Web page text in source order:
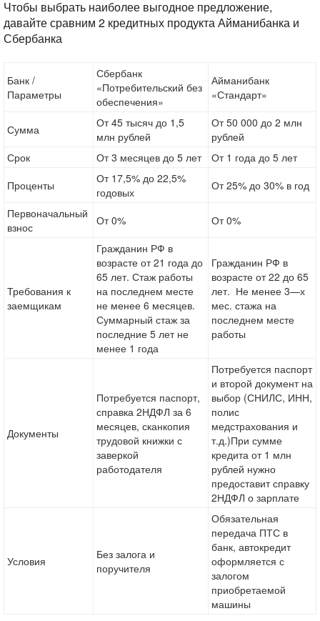
Чтобы выбрать наиболее выгодное предложение,
давайте сравним 2 кредитных продукта Айманибанка и
Сбербанка
Банк /
Параметры
Сбербанк
«Потребительский без
обеспечения»
Айманибанк
«Стандарт»
Сумма
От 45 тысяч до 1,5
млн рублей
От 50 000 до 2 млн
рублей
Срок
От 3 месяцев до 5 лет
От 1 года до 5 лет
Проценты
От 17,5% до 22,5%
годовых
От 25% до 30% в год
Первоначальный
взнос
От 0% От 0%
Требования к
заемщикам
Гражданин РФ в
возрасте от 21 года до
65 лет. Стаж работы
на последнем месте
не менее 6 месяцев.
Суммарный стаж за
последние 5 лет не
менее 1 года
Гражданин РФ в
возрасте от 22 до 65
лет. Не менее 3—х
мес. стажа на
последнем месте
работы
Документы
Потребуется паспорт,
справка 2НДФЛ за 6
месяцев, сканкопия
трудовой книжки с
заверкой
работодателя
Потребуется паспорт
и второй документ на
выбор (СНИЛС, ИНН,
полис
медстрахования и
т.д.)При сумме
кредита от 1 млн
рублей нужно
предоставит справку
2НДФЛ о зарплате
Условия
Без залога и
поручителя
Обязательная
передача ПТС в
банк, автокредит
оформляется с
залогом
приобретаемой
машины